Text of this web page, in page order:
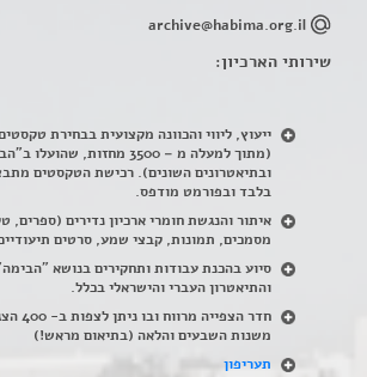
archive@habima.org.il
שירותי הארכיון:
ייעוץ, ליווי והכוונה מקצועית בבחירת טקסטים
(מתוך למעלה מ – 3500 מחזות,
ובתיאטרונים השונים). רכישת הטקסטים
בלבד ובפורמט מודפס.
איתור והנגשת חומרי ארכיון נדירים (ספרים,
מסמכים, תמונות, קבצי שמע, סרטים
סיוע בהכנת עבודות ותחקירים בנושא
והתיאטרון העברי והישראלי בכלל.
חדר
משנות השבעים והלאה (בתיאום מראש!)
תעריפון